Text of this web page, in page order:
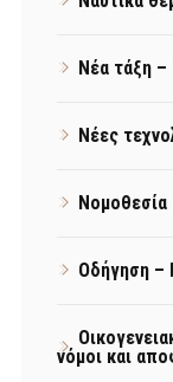
Νέα τάξη –
Νέες
Νομοθεσία
Οδήγηση –
νόμοι και